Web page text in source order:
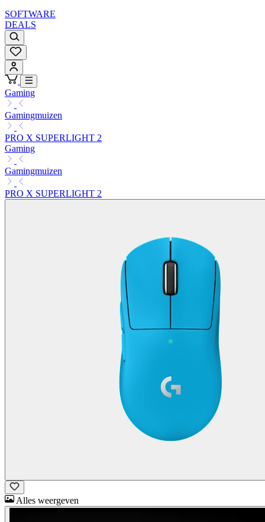
SOFTWARE
DEALS
Gaming
Gamingmuizen
PRO X SUPERLIGHT 2
Gaming
Gamingmuizen
PRO X SUPERLIGHT 2
Alles weergeven